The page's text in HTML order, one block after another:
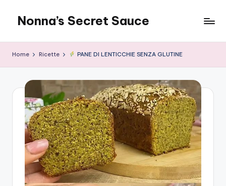
content
Nonna’s Secret Sauce
Home Ricette PANE DI LENTICCHIE SENZA GLUTINE